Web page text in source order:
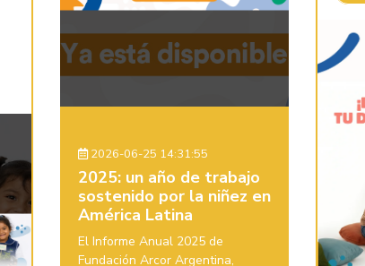
2026-06-25 14:31:55
2025: un año de trabajo
sostenido por la niñez en
América Latina
El Informe Anual 2025 de
Fundación Arcor Argentina,